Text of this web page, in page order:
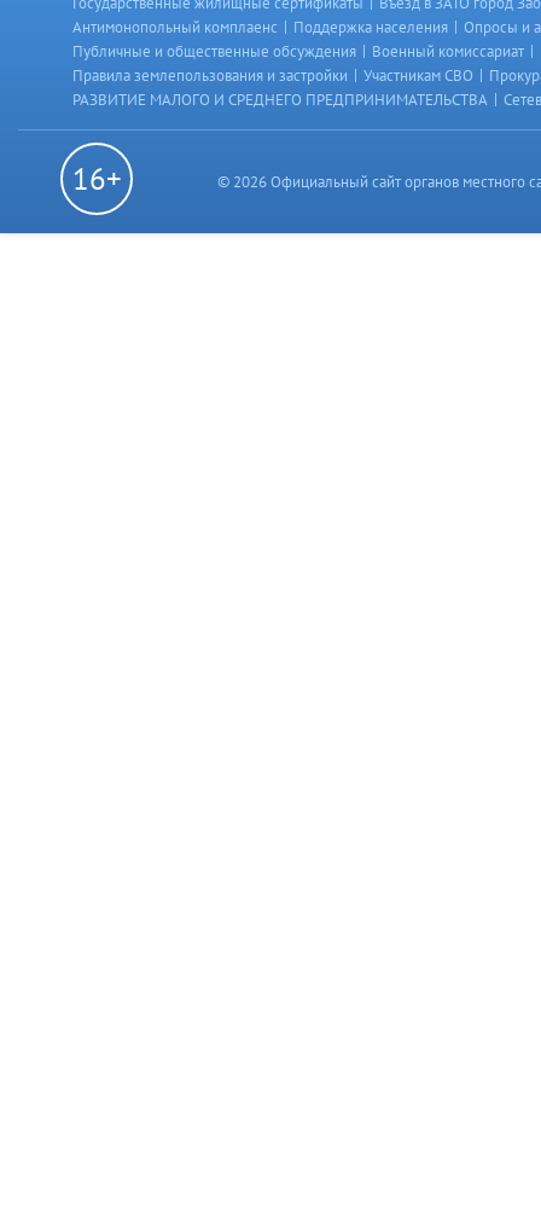
Антимонопольный комплаенс | Поддержка населения | Опросы и
Публичные и общественные обсуждения | Военный комиссариат |
Правила землепользования и застройки | Участникам СВО |
РАЗВИТИЕ МАЛОГО И СРЕДНЕГО ПРЕДПРИНИМАТЕЛЬСТВА |
© 2026 Официальный сайт органов местного
16+